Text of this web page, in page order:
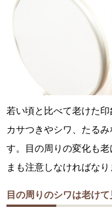
若い頃と比べて老けた
カサつきやシワ、たる
す。目の周りの変化も
まも注意しなければなり
目の周りのシワは老けて